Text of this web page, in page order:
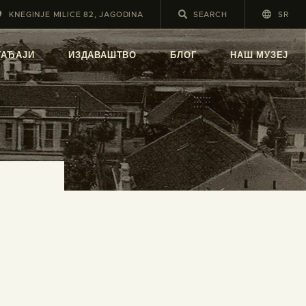
KNEGINJE MILICE 82, JAGODINA SR
ИЗДАВАШТВО БЛОГ НАШ МУЗЕЈ